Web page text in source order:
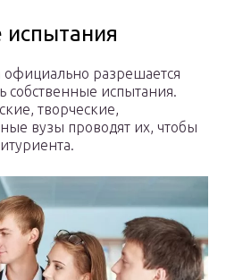
испытания
разрешается
собственные испытания.
творческие,
вузы проводят их, чтобы